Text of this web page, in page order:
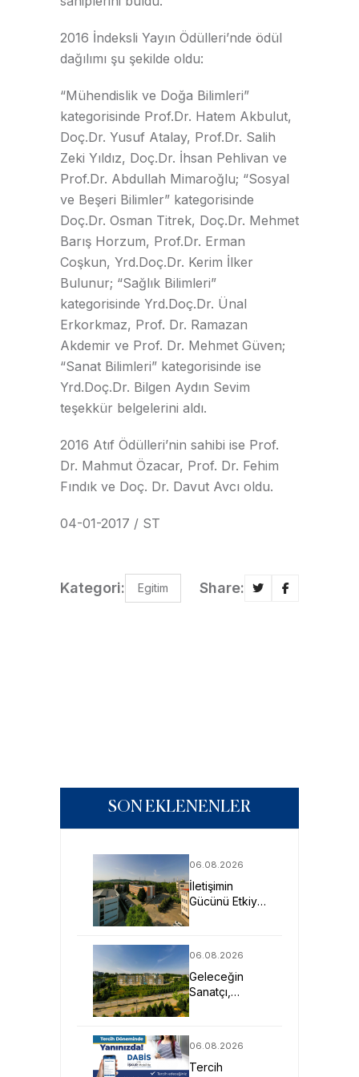
2016 İndeksli Yayın Ödülleri’nde ödül
dağılımı şu şekilde oldu:
“Mühendislik ve Doğa Bilimleri”
kategorisinde Prof.Dr. Hatem Akbulut,
Doç.Dr. Yusuf Atalay, Prof.Dr. Salih
Zeki Yıldız, Doç.Dr. İhsan Pehlivan ve
Prof.Dr. Abdullah Mimaroğlu; “Sosyal
ve Beşeri Bilimler” kategorisinde
Doç.Dr. Osman Titrek, Doç.Dr. Mehmet
Barış Horzum, Prof.Dr. Erman
Coşkun, Yrd.Doç.Dr. Kerim İlker
Bulunur; “Sağlık Bilimleri”
kategorisinde Yrd.Doç.Dr. Ünal
Erkorkmaz, Prof. Dr. Ramazan
Akdemir ve Prof. Dr. Mehmet Güven;
“Sanat Bilimleri” kategorisinde ise
Yrd.Doç.Dr. Bilgen Aydın Sevim
teşekkür belgelerini aldı.
2016 Atıf Ödülleri’nin sahibi ise Prof.
Dr. Mahmut Özacar, Prof. Dr. Fehim
Fındık ve Doç. Dr. Davut Avcı oldu.
04-01-2017 / ST
Kategori: Egitim Share:
SON EKLENENLER
06.08.2026
İletişimin
Gücünü Etkiye
Yetişiyor
06.08.2026
Geleceğin
Sanatçı,
Fırsatı
06.08.2026
Tercih